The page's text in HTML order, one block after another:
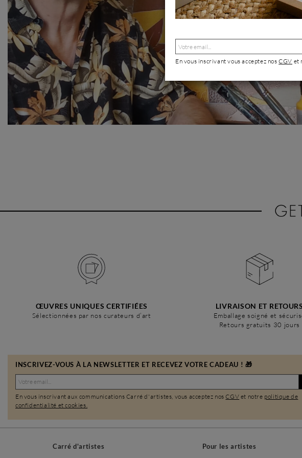
ŒUVRES UNIQUES CERTIFIÉES
Sélectionnées par nos curateurs d’art
LIVRAISON ET RETOURS
Emballage soigné et
Retours gratuits 30 jours
INSCRIVEZ-VOUS À LA NEWSLETTER ET RECEVEZ VOTRE CADEAU ! 🎁
En vous inscrivant aux communications Carré d'artistes, vous acceptez nosCGV et notre politique de
confidentialité et cookies.
Carré d'artistes
Pour les artistes
En vous inscrivant vous acceptez nosCGV et